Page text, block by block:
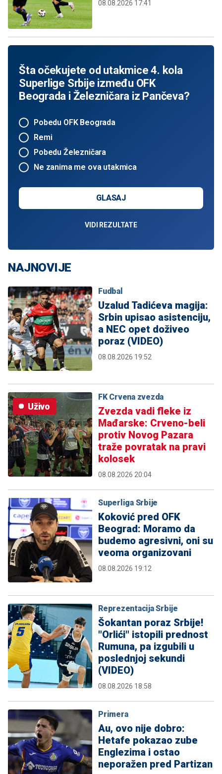
08.08.2026 17:41
Šta očekujete od utakmice 4. kola
Superlige Srbije između OFK
Beograda i Železničara iz Pančeva?
Pobedu OFK Beograda
Remi
Pobedu Železničara
Ne zanima me ova utakmica
GLASAJ
VIDI REZULTATE
NAJNOVIJE
Fudbal
Uzalud Tadićeva magija:
Srbin upisao asistenciju,
a NEC opet doživeo
poraz (VIDEO)
08.08.2026 19:52
Uživo
FK Crvena zvezda
Zvezda vadi fleke iz
Mađarske: Crveno-beli
protiv Novog Pazara
traže povratak na pravi
kolosek
08.08.2026 20:04
Superliga Srbije
Koković pred OFK
Beograd: Moramo da
budemo agresivni, oni su
veoma organizovani
08.08.2026 19:12
Reprezentacija Srbije
Šokantan poraz Srbije!
"Orlići" istopili prednost
Rumuna, pa izgubili u
poslednjoj sekundi
(VIDEO)
08.08.2026 18:58
Primera
Au, ovo nije dobro:
Hetafe pokazao zube
Englezima i ostao
neporažen pred Partizan